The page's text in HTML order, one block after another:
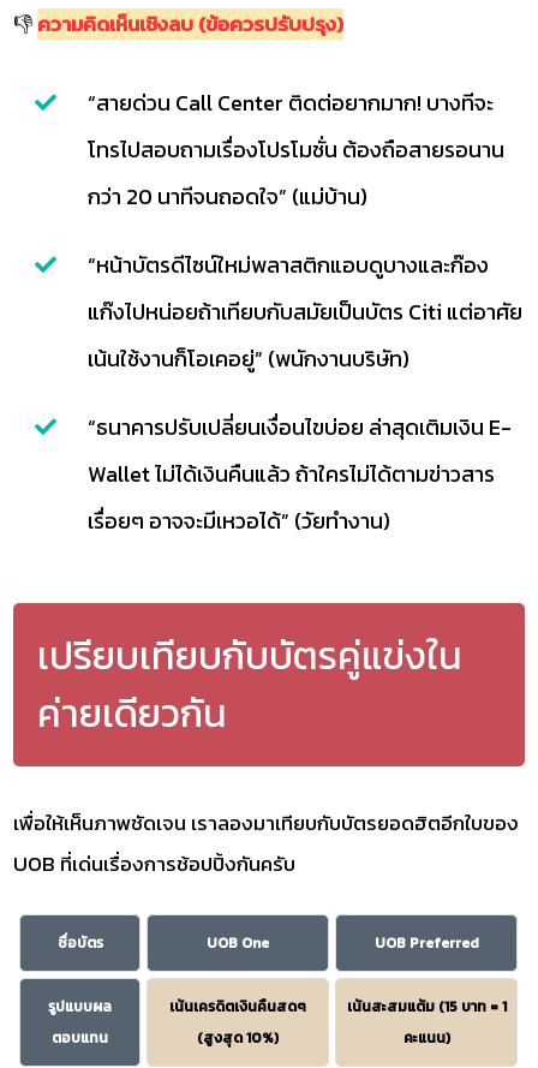
👎ความคิดเห็นเชิงลบ (ข้อควรปรับปรุง)
“สายด่วน Call Center ติดต่อยากมาก! บางทีจะ
โทรไปสอบถามเรื่องโปรโมชั่น ต้องถือสายรอนาน
กว่า 20 นาทีจนถอดใจ” (แม่บ้าน)
“หน้าบัตรดีไซน์ใหม่พลาสติกแอบดูบางและก๊อง
แก๊งไปหน่อยถ้าเทียบกับสมัยเป็นบัตร Citi แต่อาศัย
เน้นใช้งานก็โอเคอยู่” (พนักงานบริษัท)
“ธนาคารปรับเปลี่ยนเงื่อนไขบ่อย ล่าสุดเติมเงิน E-
Wallet ไม่ได้เงินคืนแล้ว ถ้าใครไม่ได้ตามข่าวสาร
เรื่อยๆ อาจจะมีเหวอได้” (วัยทำงาน)
เปรียบเทียบกับบัตรคู่แข่งใน
ค่ายเดียวกัน
เพื่อให้เห็นภาพชัดเจน เราลองมาเทียบกับบัตรยอดฮิตอีกใบของ
UOB ที่เด่นเรื่องการช้อปปิ้งกันครับ
ชื่อบัตร UOB One UOB Preferred
รูปแบบผล
ตอบแทน
เน้นเครดิตเงินคืนสดๆ
(สูงสุด 10%)
เน้นสะสมแต้ม (15 บาท = 1
คะแนน)